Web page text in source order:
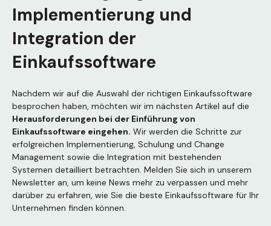
Implementierung und
Integration der
Einkaufssoftware
Nachdem wir auf die Auswahl der richtigen Einkaufssoftware
besprochen haben, möchten wir im nächsten Artikel auf die
Herausforderungen bei der Einführung von
Einkaufssoftware eingehen. Wir werden die Schritte zur
erfolgreichen Implementierung, Schulung und Change
Management sowie die Integration mit bestehenden
Systemen detailliert betrachten. Melden Sie sich in unserem
Newsletter an, um keine News mehr zu verpassen und mehr
darüber zu erfahren, wie Sie die beste Einkaufssoftware für Ihr
Unternehmen finden können.